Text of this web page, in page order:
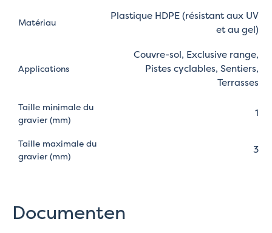
Matériau
Plastique HDPE (résistant aux UV
et au gel)
Applications
Couvre-sol, Exclusive range,
Pistes cyclables, Sentiers,
Terrasses
Taille minimale du
gravier (mm)
1
Taille maximale du
gravier (mm)
3
Documenten